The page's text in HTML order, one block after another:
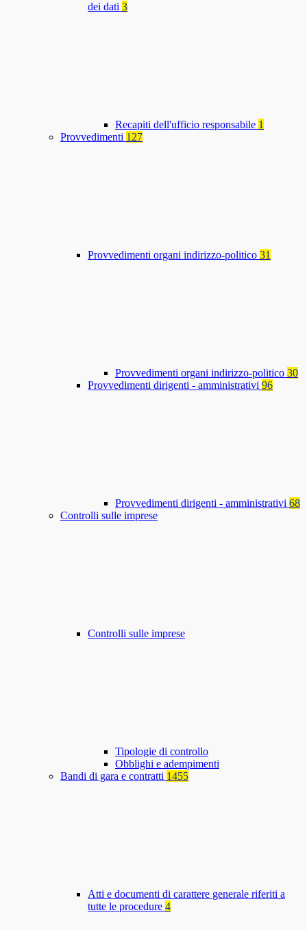
dei dati 3
Recapiti dell'ufficio responsabile 1
Provvedimenti 127
Provvedimenti organi indirizzo-politico 31
Provvedimenti organi indirizzo-politico 30
Provvedimenti dirigenti - amministrativi 96
Provvedimenti dirigenti - amministrativi 68
Controlli sulle imprese
Controlli sulle imprese
Tipologie di controllo
Obblighi e adempimenti
Bandi di gara e contratti 1455
Atti e documenti di carattere generale riferiti a
tutte le procedure 4